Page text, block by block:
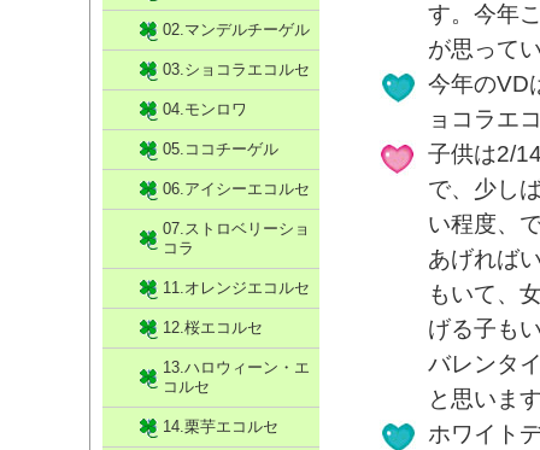
す。今年
が思って
今年のVD
ョコラエ
子供は2/
で、少し
い程度、
あげれば
もいて、
げる子も
バレンタ
と思いま
ホワイト
02.マンデルチーゲル
03.ショコラエコルセ
04.モンロワ
05.ココチーゲル
06.アイシーエコルセ
07.ストロベリーショ
コラ
11.オレンジエコルセ
12.桜エコルセ
13.ハロウィーン・エ
コルセ
14.栗芋エコルセ